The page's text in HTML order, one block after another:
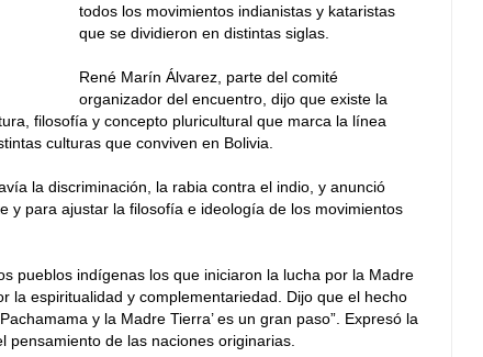
todos los movimientos indianistas y kataristas
que se dividieron en distintas siglas.
René Marín Álvarez, parte del comité
organizador del encuentro, dijo que existe la
filosofía y concepto pluricultural que marca la línea
culturas que conviven en Bolivia.
la discriminación, la rabia contra el indio, y anunció
y para ajustar la filosofía e ideología de los movimientos
pueblos indígenas los que iniciaron la lucha por la Madre
la espiritualidad y complementariedad. Dijo que el hecho
y la Madre Tierra’ es un gran paso”. Expresó la
pensamiento de las naciones originarias.